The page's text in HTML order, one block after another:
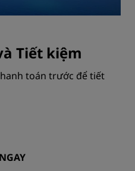
Tiết kiệm
toán trước để tiết